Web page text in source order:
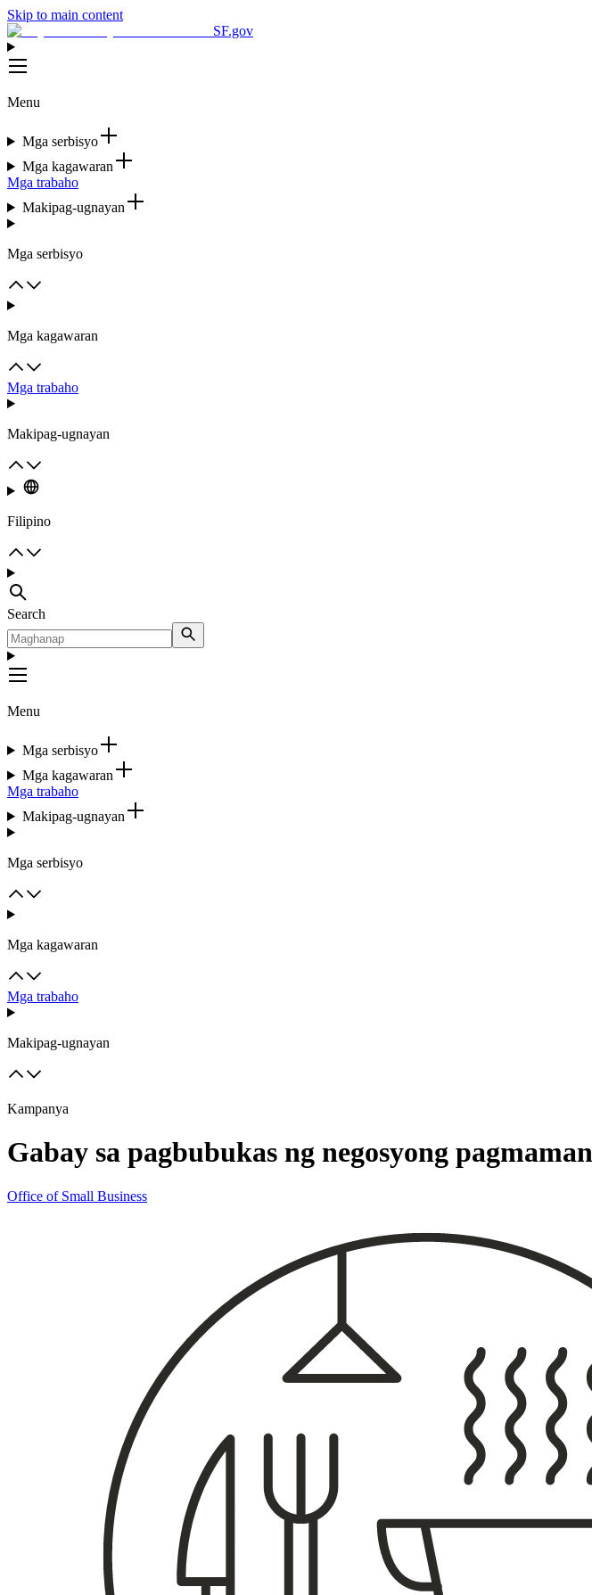
Skip to main content
SF.gov
Menu
Mga serbisyo
Mga kagawaran
Mga trabaho
Makipag-ugnayan
Mga serbisyo
Mga kagawaran
Mga trabaho
Makipag-ugnayan
Filipino
Search
Menu
Mga serbisyo
Mga kagawaran
Mga trabaho
Makipag-ugnayan
Mga serbisyo
Mga kagawaran
Mga trabaho
Makipag-ugnayan
Kampanya
Gabay sa pagbubukas ng negosyong
Office of Small Business